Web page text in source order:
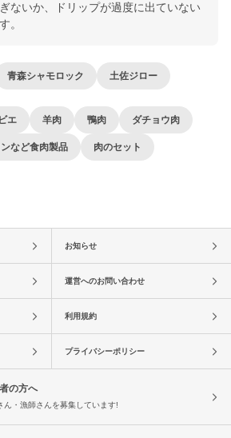
ないか、ドリップが過度に出ていない
。
青森シャモロック 土佐ジロー
エ 羊肉 鴨肉 ダチョウ肉
など食肉製品 肉のセット
お知らせ
運営へのお問い合わせ
利用規約
プライバシーポリシー
の方へ
ん・漁師さんを募集しています!